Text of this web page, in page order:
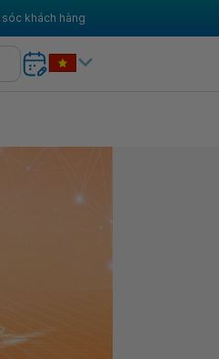
sóc khách hàng